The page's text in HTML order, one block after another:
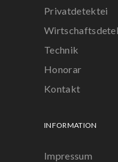
Privatdetektei
Technik
Honorar
Kontakt
INFORMATION
Impressum